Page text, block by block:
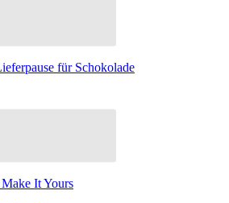
für Schokolade
It Yours